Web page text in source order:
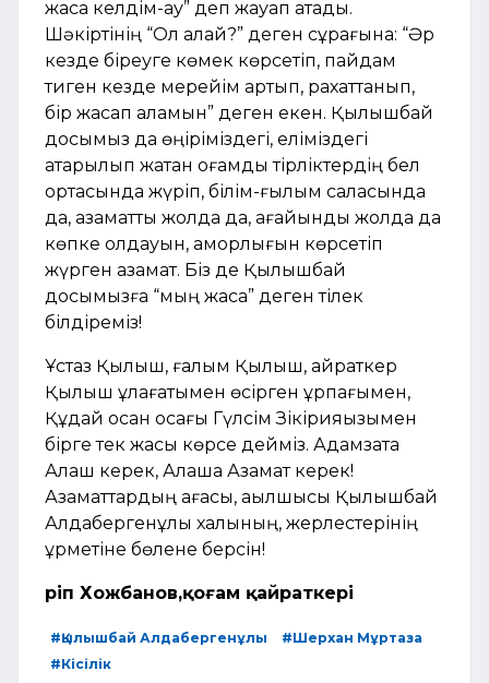
жасқа келдім-ау” деп жауап қатады.
Шәкіртінің “Ол қалай?” деген сұрағына: “Әр
кезде біреуге көмек көрсетіп, пайдам
тиген кезде мерейім артып, рахаттанып,
бір жасап қаламын” деген екен. Қылышбай
досымыз да өңіріміздегі, еліміздегі
атқарылып жатқан қоғамдық тірліктердің бел
ортасында жүріп, білім-ғылым саласында
да, азаматтық жолда да, ағайындық жолда да
көпке қолдауын, қамқорлығын көрсетіп
жүрген азамат. Біз де Қылышбай
досымызға “мың жаса” деген тілек
білдіреміз!
Ұстаз Қылыш, ғалым Қылыш, қайраткер
Қылыш ұлағатымен өсірген ұрпағымен,
Құдай қосқан қосағы Гүлсім Зікірияқызымен
бірге тек жақсы көрсе дейміз. Адамзатқа
Алаш керек, Алашқа Азамат керек!
Азаматтардың ағасы, ақылшысы Қылышбай
Алдабергенұлы халқының, жерлестерінің
құрметіне бөлене берсін!
Әріп Хожбанов,қоғам қайраткері
#Қылышбай Алдабергенұлы
#Шерхан Мұртаза
#Кісілік